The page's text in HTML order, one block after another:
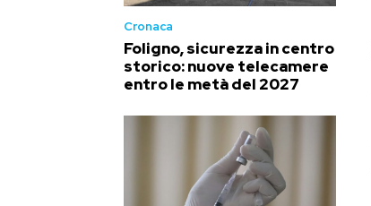
Cronaca
Foligno, sicurezza in centro
storico: nuove telecamere
entro le metà del 2027